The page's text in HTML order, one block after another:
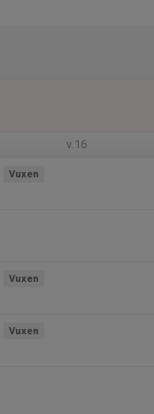
v.16
Vuxen
Vuxen
Vuxen